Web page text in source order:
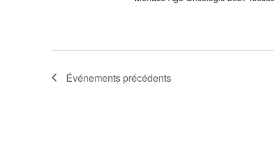
Événements précédents